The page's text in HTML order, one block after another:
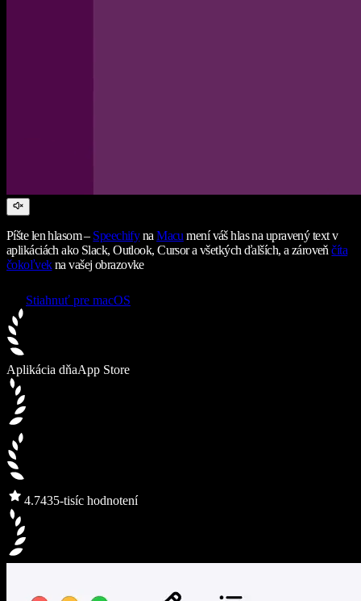
Píšte len hlasom – SpeechifynaMacu mení váš hlas na upravený text v
aplikáciách ako Slack, Outlook, Cursor a všetkých ďalších, a zároveňčíta
čokoľvekna vašej obrazovke
Stiahnuť pre macOS
Aplikácia dňaApp Store
4.7435-tisíc hodnotení